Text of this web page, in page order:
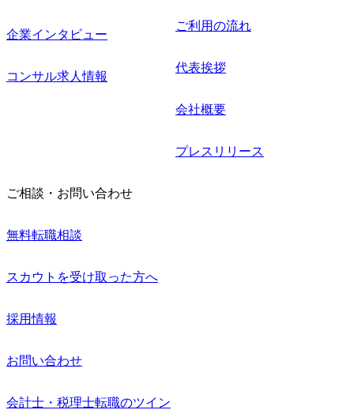
企業インタビュー
コンサル求人情報
ご利用の流れ
代表挨拶
会社概要
プレスリリース
ご相談・お問い合わせ
無料転職相談
スカウトを受け取った方へ
採用情報
お問い合わせ
会計士・税理士転職のツイン